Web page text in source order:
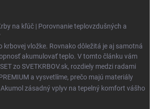
na kľúč | Porovnanie teplovzdušných a
krbovej vložke. Rovnako dôležitá je aj samotná
akumulovať teplo. V tomto článku vám
zo SVETKRBOV.sk, rozdiely medzi radami
a vysvetlíme, prečo majú materiály
Akumol zásadný vplyv na tepelný komfort vášho